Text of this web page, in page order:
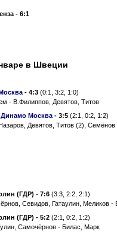
- 6:1
в Швеции
- 4:3 (0:1, 3:2, 1:0)
- В.Филиппов, Девятов, Титов
Динамо Москва - 3:5 (2:1, 0:2, 1:2)
Девятов, Титов (2), Семёнов
(ГДР) - 7:6 (3:3, 2:2, 2:1)
Севидов, Гатаулин, Меликов
(ГДР) - 5:2 (2:1, 0:2, 1:2)
Самочёрнов - Билас, Марк